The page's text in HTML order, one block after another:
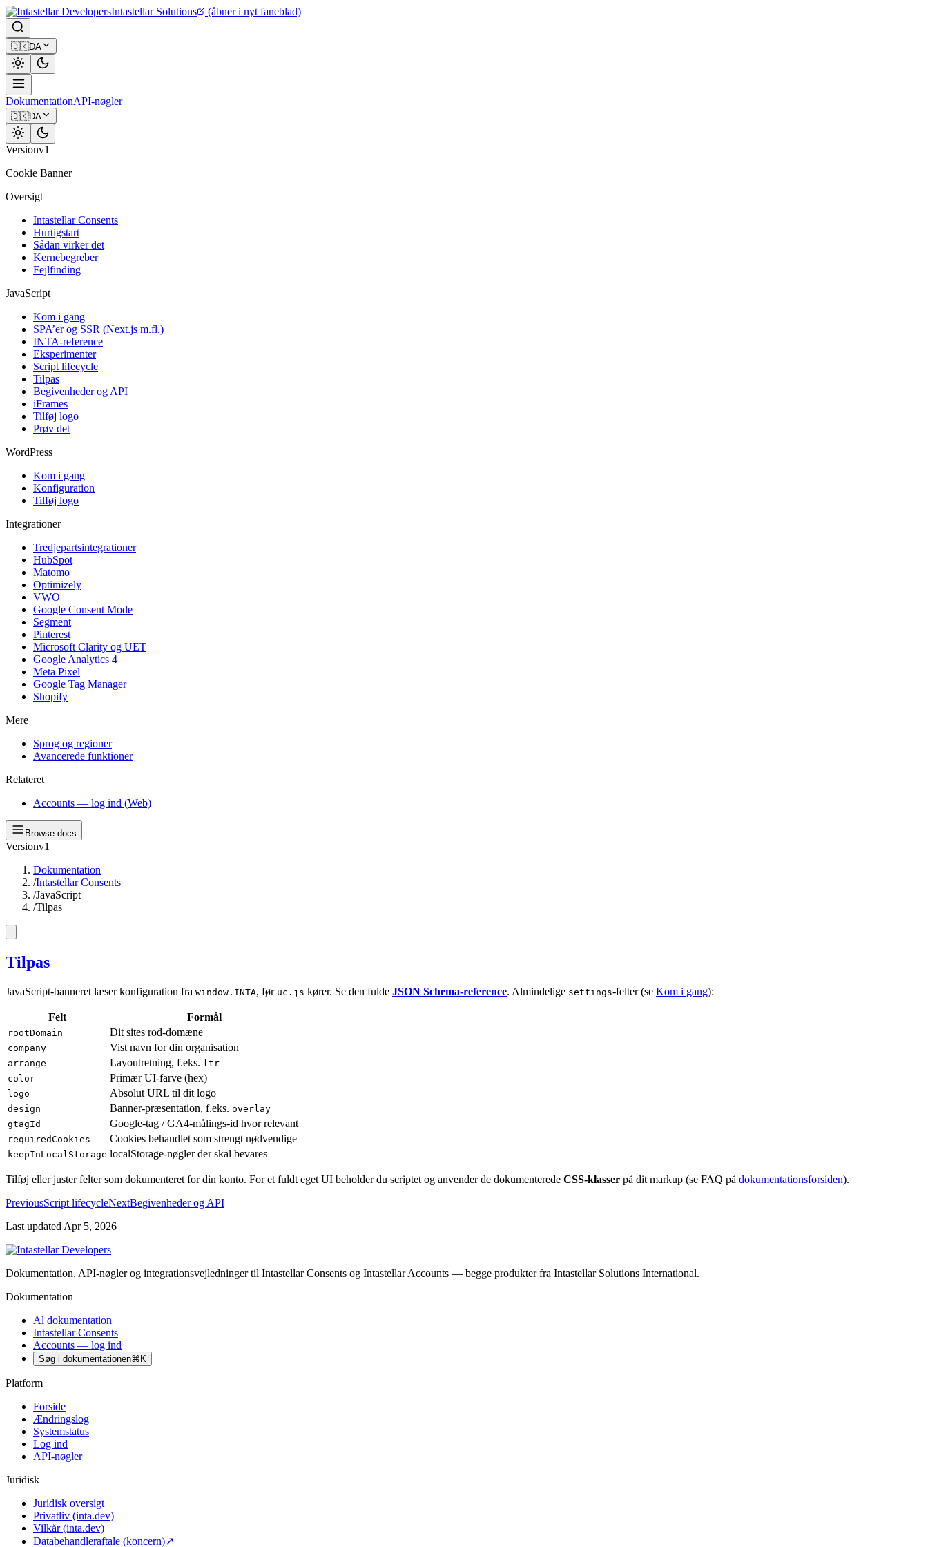
Intastellar Solutions (åbner i nyt faneblad)
🇩🇰DA
DokumentationAPI-nøgler
🇩🇰DA
Versionv1
Cookie Banner
Oversigt
Intastellar Consents
Hurtigstart
Sådan virker det
Kernebegreber
Fejlfinding
JavaScript
Kom i gang
SPA’er og SSR (Next.js m.fl.)
INTA-reference
Eksperimenter
Script lifecycle
Tilpas
Begivenheder og API
iFrames
Tilføj logo
Prøv det
WordPress
Kom i gang
Konfiguration
Tilføj logo
Integrationer
Tredjepartsintegrationer
HubSpot
Matomo
Optimizely
VWO
Google Consent Mode
Segment
Pinterest
Microsoft Clarity og UET
Google Analytics 4
Meta Pixel
Google Tag Manager
Shopify
Mere
Sprog og regioner
Avancerede funktioner
Relateret
Accounts — log ind (Web)
Browse docs
Versionv1
Dokumentation
/Intastellar Consents
/JavaScript
/Tilpas
Tilpas
JavaScript-banneret læser konfiguration fra window.INTA, før uc.js kører. Se den fulde JSON Schema-reference. Almindelige settings-felter (se Kom i gang):
Felt Formål
rootDomain Dit sites rod-domæne
company Vist navn for din organisation
arrange Layoutretning, f.eks. ltr
color
Primær UI-farve (hex)
logo Absolut URL til dit logo
design Banner-præsentation, f.eks. overlay
gtagId
Google-tag / GA4-målings-id hvor relevant
requiredCookies Cookies behandlet som strengt nødvendige
keepInLocalStorage localStorage-nøgler der skal bevares
Tilføj eller juster felter som dokumenteret for din konto. For et fuldt eget UI beholder du scriptet og anvender de dokumenterede CSS-klasser på dit markup (se FAQ på dokumentationsforsiden).
PreviousScript lifecycleNextBegivenheder og API
Last updated Apr 5, 2026
Dokumentation, API-nøgler og integrationsvejledninger til Intastellar Consents og Intastellar Accounts — begge produkter fra Intastellar Solutions International.
Dokumentation
Al dokumentation
Intastellar Consents
Accounts — log ind
Søg i dokumentationen⌘K
Platform
Forside
Ændringslog
Systemstatus
Log ind
API-nøgler
Juridisk
Juridisk oversigt
Privatliv (inta.dev)
Vilkår (inta.dev)
Databehandleraftale (koncern)↗